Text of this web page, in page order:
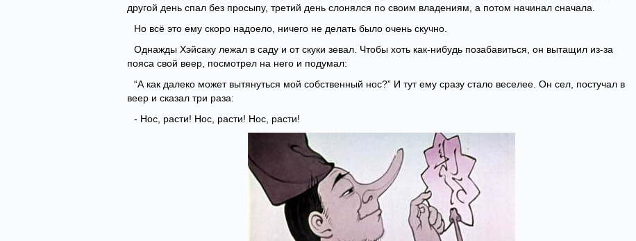
другой день спал без просыпу, третий день слонялся по своим владениям, а потом начинал сначала.
Но всё это ему скоро надоело, ничего не делать было очень скучно.
Однажды Хэйсаку лежал в саду и от скуки зевал. Чтобы хоть как-нибудь позабавиться, он вытащил из-за
пояса свой веер, посмотрел на него и подумал:
“А как далеко может вытянуться мой собственный нос?” И тут ему сразу стало веселее. Он сел, постучал в
веер и сказал три раза:
- Нос, расти! Нос, расти! Нос, расти!